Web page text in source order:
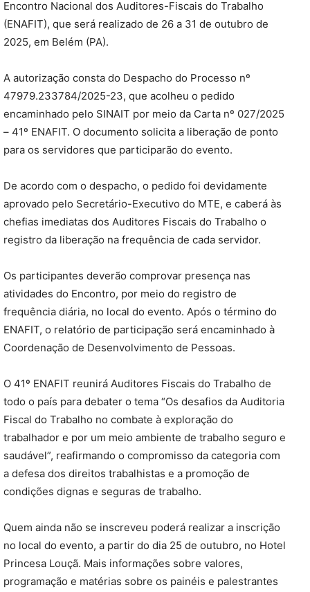
Encontro Nacional dos Auditores-Fiscais do Trabalho
(ENAFIT), que será realizado de 26 a 31 de outubro de
2025, em Belém (PA).
A autorização consta do Despacho do Processo nº
47979.233784/2025-23, que acolheu o pedido
encaminhado pelo SINAIT por meio da Carta nº 027/2025
– 41º ENAFIT. O documento solicita a liberação de ponto
para os servidores que participarão do evento.
De acordo com o despacho, o pedido foi devidamente
aprovado pelo Secretário-Executivo do MTE, e caberá às
chefias imediatas dos Auditores Fiscais do Trabalho o
registro da liberação na frequência de cada servidor.
Os participantes deverão comprovar presença nas
atividades do Encontro, por meio do registro de
frequência diária, no local do evento. Após o término do
ENAFIT, o relatório de participação será encaminhado à
Coordenação de Desenvolvimento de Pessoas.
O 41º ENAFIT reunirá Auditores Fiscais do Trabalho de
todo o país para debater o tema “Os desafios da Auditoria
Fiscal do Trabalho no combate à exploração do
trabalhador e por um meio ambiente de trabalho seguro e
saudável”, reafirmando o compromisso da categoria com
a defesa dos direitos trabalhistas e a promoção de
condições dignas e seguras de trabalho.
Quem ainda não se inscreveu poderá realizar a inscrição
no local do evento, a partir do dia 25 de outubro, no Hotel
Princesa Louçã. Mais informações sobre valores,
programação e matérias sobre os painéis e palestrantes